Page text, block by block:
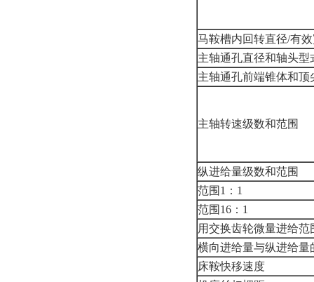
马鞍槽内回转直径/有
主轴通孔直径和轴头型
主轴通孔前端锥体和顶
主轴转速级数和范围
纵进给量级数和范围
范围1：1
范围16：1
用交换齿轮微量进给范
横向进给量与纵进给量
床鞍快移速度